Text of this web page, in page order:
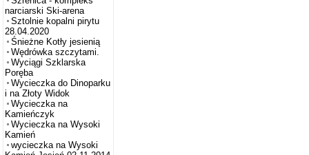
narciarski Ski-arena
Sztolnie kopalni pirytu
28.04.2020
Śnieżne Kotły jesienią
Wędrówka szczytami.
Wyciągi Szklarska
Poręba
Wycieczka do Dinoparku
i na Złoty Widok
Wycieczka na
Kamieńczyk
Wycieczka na Wysoki
Kamień
wycieczka na Wysoki